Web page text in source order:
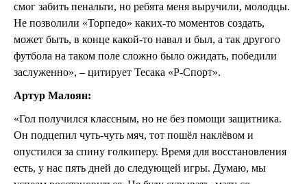
смог забить пенальти, но ребята меня выручили, молодцы.
Не позволили «Торпедо» каких-то моментов создать,
может быть, в конце какой-то навал и был, а так другого
футбола на таком поле сложно было ожидать, победили
заслуженно», – цитирует Тесака «Р-Спорт».
Артур Малоян:
«Гол получился классным, но не без помощи защитника.
Он подцепил чуть-чуть мяч, тот пошёл наклёвом и
опустился за спину голкиперу. Время для восстановления
есть, у нас пять дней до следующей игры. Думаю, мы